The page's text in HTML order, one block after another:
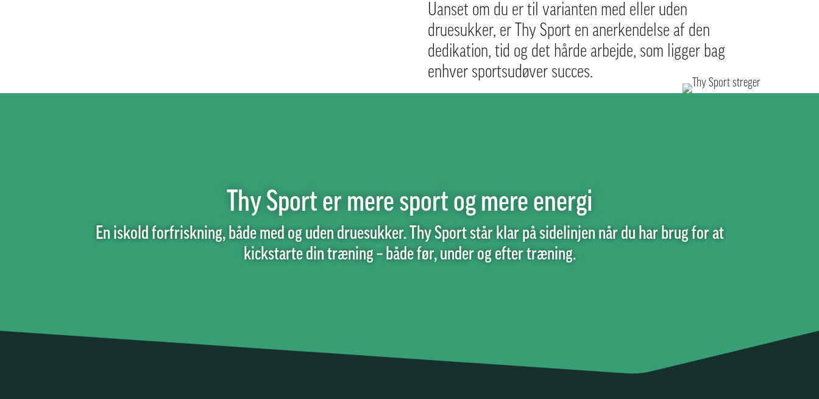
Uanset om du er til varianten med eller uden
druesukker, er Thy Sport en anerkendelse af den
dedikation, tid og det hårde arbejde, som ligger bag
enhver sportsudøver succes.
Thy Sport er mere sport og mere energi
En iskold forfriskning, både med og uden druesukker. Thy Sport står klar på sidelinjen når du har brug for at
kickstarte din træning – både før, under og efter træning.